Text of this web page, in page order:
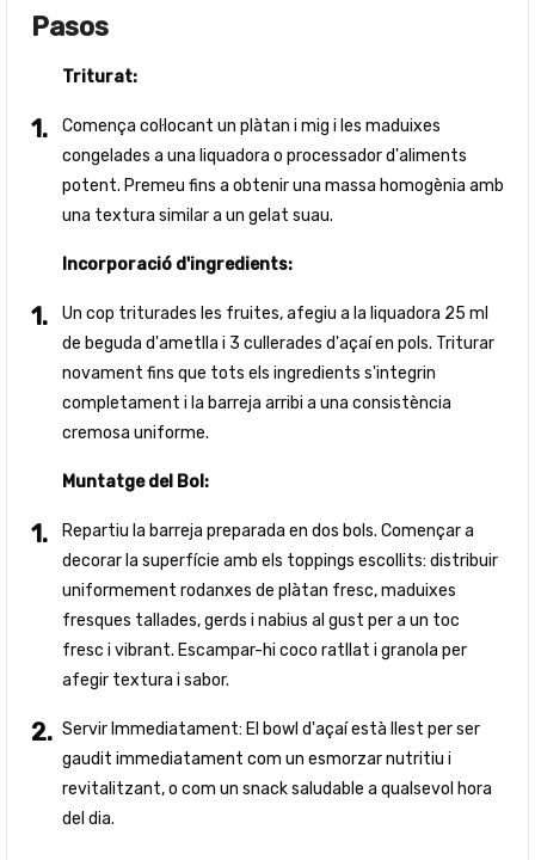
Pasos
Triturat:
Comença col·locant un plàtan i mig i les maduixes
congelades a una liquadora o processador d'aliments
potent. Premeu fins a obtenir una massa homogènia amb
una textura similar a un gelat suau.
Incorporació d'ingredients:
Un cop triturades les fruites, afegiu a la liquadora 25 ml
de beguda d'ametlla i 3 cullerades d'açaí en pols. Triturar
novament fins que tots els ingredients s'integrin
completament i la barreja arribi a una consistència
cremosa uniforme.
Muntatge del Bol:
Repartiu la barreja preparada en dos bols. Començar a
decorar la superfície amb els toppings escollits: distribuir
uniformement rodanxes de plàtan fresc, maduixes
fresques tallades, gerds i nabius al gust per a un toc
fresc i vibrant. Escampar-hi coco ratllat i granola per
afegir textura i sabor.
Servir Immediatament: El bowl d'açaí està llest per ser
gaudit immediatament com un esmorzar nutritiu i
revitalitzant, o com un snack saludable a qualsevol hora
del dia.